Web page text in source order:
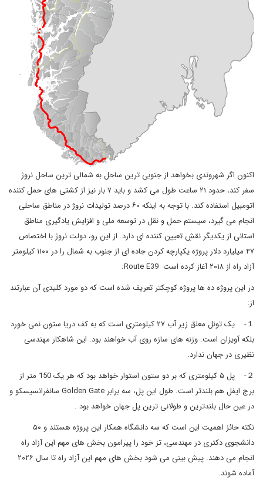
اکنون اگر شهروندی بخواهد از جنوبی ترین ساحل به شمالی ترین ساحل نروژ
سفر کند، حدود ۲۱ ساعت طول می کشد و باید ۷ بار نیز از کشتی های حمل کننده
اتومبیل استفاده کند. با توجه به اینکه ۶۰ درصد تولیدات نروژ در مناطق ساحلی
انجام می گیرد، سیستم حمل و نقل در توسعه ملی و افزایش یادگیری مناطق
استانی از یکدیگر نقشِ تعیین کننده ای دارد. از این رو، دولت نروژ با اختصاص
۴۷ میلیارد دلار پروژه یکپارچه کردن جاده ای از جنوب به شمال را در ۱۱۰۰ کیلومتر
آزاد راه از ۲۰۱۸ آغاز کرده است Route E39.
در این پروژه ده ها پروژه کوچکتر تعریف شده است که دو مورد کلیدی آن عبارتند
از:
１- یک تونل معلق زیر آب ۲۷ کیلومتری است که به کف دریا ستون نمی خورد
بلکه آویزان است. وزنه های سازه روی آب خواهند بود. این شاهکار مهندسی
نظیری در جهان ندارد.
２- پل ۵ کیلومتری که بر دو ستون استوار خواهد بود که هر یک 150 متر از
برج ایفل هم بلندتر است. طول این پل، سه برابر Golden Gate سانفرانسیسکو و
در عین حال بلندترین و طولانی ترین پل جهان خواهد بود .
نکته حائز اهمیت این است که سه دانشگاه همکار این پروژه هستند و ۵۰
دانشجوی دکتری در مهندسی، تز خود را پیرامون بخش های مهم این آزاد راه
انجام می دهند. پیش بینی می شود بخش های مهم این آزاد راه تا سال ۲۰۲۶
آماده شوند.